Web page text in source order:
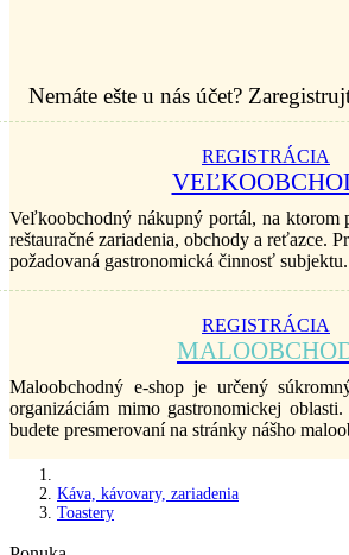
Nemáte ešte u nás účet?
REGISTRÁCIA
Veľkoobchodný nákupný portál, na ktorom
reštauračné zariadenia, obchody a reťazce.
požadovaná gastronomická činnosť subjektu.
REGISTRÁCIA
Maloobchodný e-shop je určený
organizáciám mimo gastronomickej
budete presmerovaní na stránky nášho
Káva, kávovary, zariadenia
Toastery